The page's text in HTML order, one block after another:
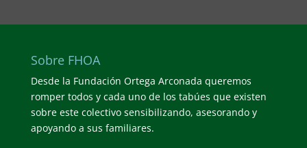
Sobre FHOA
Desde la Fundación Ortega Arconada queremos
romper todos y cada uno de los tabúes que existen
sobre este colectivo sensibilizando, asesorando y
apoyando a sus familiares.